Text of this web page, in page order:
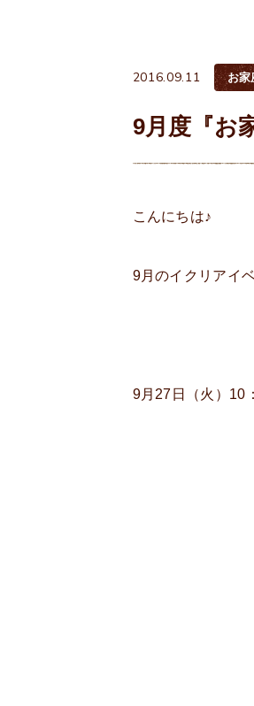
2016.09.11 お家
9月度『お
こんにちは♪
9月のイクリアイ
9月27日（火）10